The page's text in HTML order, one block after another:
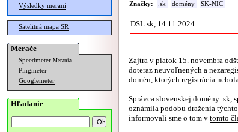
Výsledky meraní
Satelitná mapa SR
Merače
Speedmeter Merania
Pingmeter
Googlemeter
Hľadanie
Značky: .sk domény SK-NIC
DSL.sk, 14.11.2024
Zajtra v piatok 15. novembra
doteraz neuvoľnených a
domén, ktorých registrácia
Správca slovenskej domény .sk,
oznámila podobu draženia
informovali sme o tom v tomto